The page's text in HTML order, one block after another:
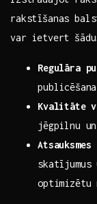
rakstīšanas
var ietvert
Regulāra
Kvalitāte
jēgpilnu
optimizētu